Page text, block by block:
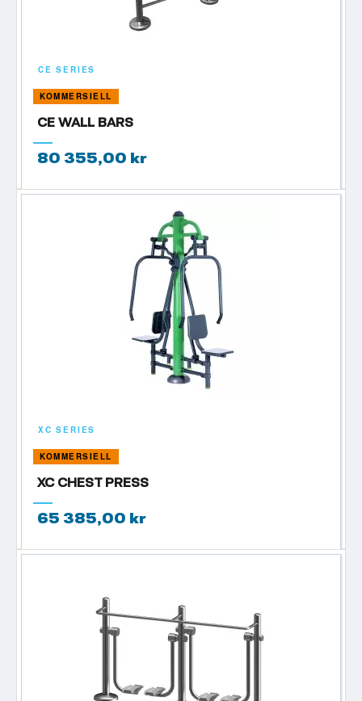
CE SERIES
KOMMERSIELL
CE WALL BARS
80 355,00 kr
XC SERIES
KOMMERSIELL
XC CHEST PRESS
65 385,00 kr